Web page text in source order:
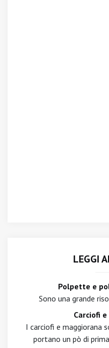
LEGGI
Polpette e
Sono una grande
Carciofi
I carciofi e maggiorana
portano un pò di